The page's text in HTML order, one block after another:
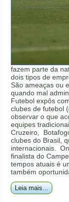
fazem parte da
dois tipos de
São ameaças ou
quando mal
Futebol expôs
clubes de futebol
observar o que
equipes
Cruzeiro,
clubes do Brasil,
internacionais.
finalista do
tempos atuais é
também
Leia mais...